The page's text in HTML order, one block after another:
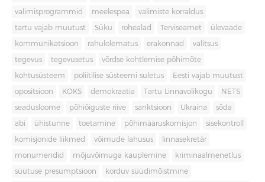
valimisprogrammid meelespea valimiste korraldus
tartu vajab muutust Süku rohealad Terviseamet ülevaade
kommunikatsioon rahulolematus erakonnad valitsus
tegevus tegevusetus võrdse kohtlemise põhimõte
kohtusüsteem poliitilise süsteemi suletus Eesti vajab muutust
opositsioon KOKS demokraatia Tartu Linnavolikogu NETS
seadusloome põhiõiguste riive sanktsioon Ukraina sõda
abi ühistunne toetamine põhimääruskomisjon sisekontroll
komisjonide liikmed võimude lahusus linnasekretär
monumendid mõjuvõimuga kauplemine kriminaalmenetlus
süütuse presumptsioon korduv süüdimõistmine